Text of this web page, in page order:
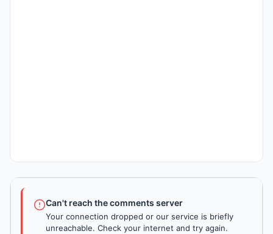
Can't reach the comments server
Your connection dropped or our service is briefly
unreachable. Check your internet and try again.